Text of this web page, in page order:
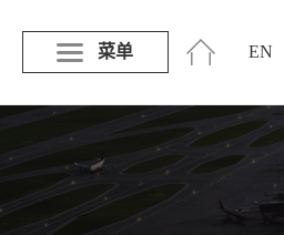
菜单 EN